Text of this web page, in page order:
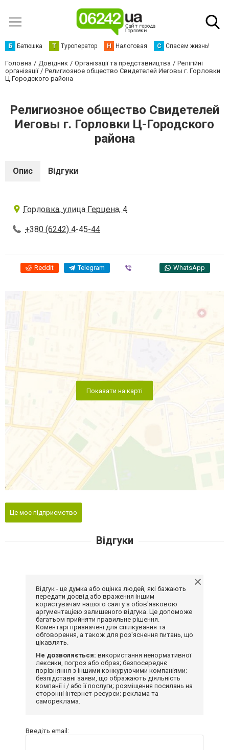
Б Батюшка Т Туроператор Н Налоговая С Спасем жизнь!
Головна Довідник Організації та представництва
Релігійні
організації
Религиозное общество Свидетелей Иеговы г. Горловки
Ц-Городского района
Религиозное общество Свидетелей
Иеговы г. Горловки Ц-Городского
района
Опис Відгуки
Горловка, улица Герцена, 4
+380 (6242) 4-45-44
Reddit Telegram WhatsApp
Показати на карті
Це моє підприємство
Відгуки
Відгук - це думка або оцінка людей, які бажають
передати досвід або враження іншим
користувачам нашого сайту з обов'язковою
аргументацією залишеного відгука. Це допоможе
багатьом прийняти правильне рішення.
Коментарі призначені для спілкування та
обговорення, а також для роз'яснення питань, що
цікавлять.
Не дозволяється: використання ненормативної
лексики, погроз або образ; безпосереднє
порівняння з іншими конкуруючими компаніями;
безпідставні заяви, що ображають діяльність
компанії і / або її послуги; розміщення посилань на
сторонні інтернет-ресурси; реклама та
самореклама.
Введіть email: